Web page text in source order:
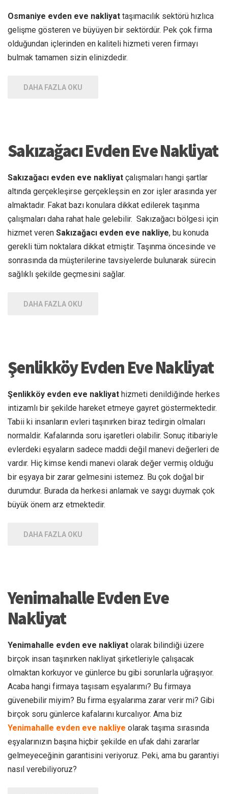
Osmaniye evden eve nakliyat taşımacılık sektörü hızlıca
gelişme gösteren ve büyüyen bir sektördür. Pek çok firma
olduğundan içlerinden en kaliteli hizmeti veren firmayı
bulmak tamamen sizin elinizdedir.
DAHA FAZLA OKU
Sakızağacı Evden Eve Nakliyat
Sakızağacı evden eve nakliyat çalışmaları hangi şartlar
altında gerçekleşirse gerçekleşsin en zor işler arasında yer
almaktadır. Fakat bazı konulara dikkat edilerek taşınma
çalışmaları daha rahat hale gelebilir. Sakızağacı bölgesi için
hizmet veren Sakızağacı evden eve nakliye, bu konuda
gerekli tüm noktalara dikkat etmiştir. Taşınma öncesinde ve
sonrasında da müşterilerine tavsiyelerde bulunarak sürecin
sağlıklı şekilde geçmesini sağlar.
DAHA FAZLA OKU
Şenlikköy Evden Eve Nakliyat
Şenlikköy evden eve nakliyat hizmeti denildiğinde herkes
intizamlı bir şekilde hareket etmeye gayret göstermektedir.
Tabii ki insanların evleri taşınırken biraz tedirgin olmaları
normaldir. Kafalarında soru işaretleri olabilir. Sonuç itibariyle
evlerdeki eşyaların sadece maddi değil manevi değerleri de
vardır. Hiç kimse kendi manevi olarak değer vermiş olduğu
bir eşyaya bir zarar gelmesini istemez. Bu çok doğal bir
durumdur. Burada da herkesi anlamak ve saygı duymak çok
büyük önem arz etmektedir.
DAHA FAZLA OKU
Yenimahalle Evden Eve
Nakliyat
Yenimahalle evden eve nakliyat olarak bilindiği üzere
birçok insan taşınırken nakliyat şirketleriyle çalışacak
olmaktan korkuyor ve günlerce bu gibi sorunlarla uğraşıyor.
Acaba hangi firmaya taşısam eşyalarımı? Bu firmaya
güvenebilir miyim? Bu firma eşyalarıma zarar verir mi? Gibi
birçok soru günlerce kafalarını kurcalıyor. Ama biz
Yenimahalle evden eve nakliye olarak taşıma sırasında
eşyalarınızın başına hiçbir şekilde en ufak dahi zararlar
gelmeyeceğinin garantisini veriyoruz. Peki, ama bu garantiyi
nasıl verebiliyoruz?